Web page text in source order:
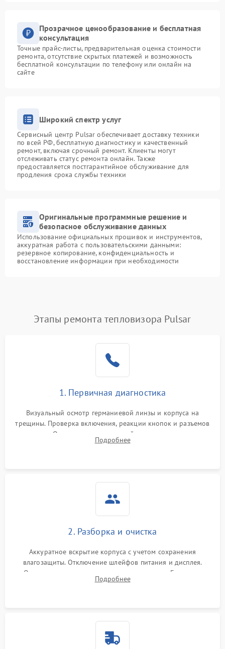
Прозрачное ценообразование и бесплатная
консультация
Точные прайс-листы, предварительная оценка стоимости
ремонта, отсутствие скрытых платежей и возможность
бесплатной консультации по телефону или онлайн на
сайте
Широкий спектр услуг
Сервисный центр Pulsar обеспечивает доставку техники
по всей РФ, бесплатную диагностику и качественный
ремонт, включая срочный ремонт. Клиенты могут
отслеживать статус ремонта онлайн. Также
предоставляется постгарантийное обслуживание для
продления срока службы техники
Оригинальные программные решение и
безопасное обслуживание данных
Использование официальных прошивок и инструментов,
аккуратная работа с пользовательскими данными:
резервное копирование, конфиденциальность и
восстановление информации при необходимости
Этапы ремонта тепловизора Pulsar
1. Первичная диагностика
Визуальный осмотр германиевой линзы и корпуса на
трещины. Проверка включения, реакции кнопок и разъемов
зарядки. Оценка вывода тепловой сигнатуры на экран,
проверка базовых функций и считывание системных
Подробнее
2. Разборка и очистка
Аккуратное вскрытие корпуса с учетом сохранения
влагозащиты. Отключение шлейфов питания и дисплея.
Очистка внутренних плат от окислов и пыли. Бережная
обработка германиевого объектива специализированными
Подробнее